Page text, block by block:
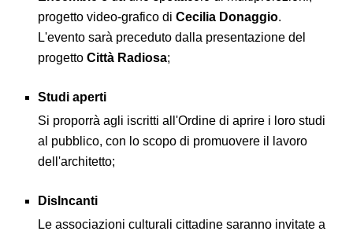
progetto video-grafico di Cecilia Donaggio.
L'evento sarà preceduto dalla presentazione del
progetto Città Radiosa;
Studi aperti
Si proporrà agli iscritti all'Ordine di aprire i loro studi
al pubblico, con lo scopo di promuovere il lavoro
dell'architetto;
DisIncanti
Le associazioni culturali cittadine saranno invitate a